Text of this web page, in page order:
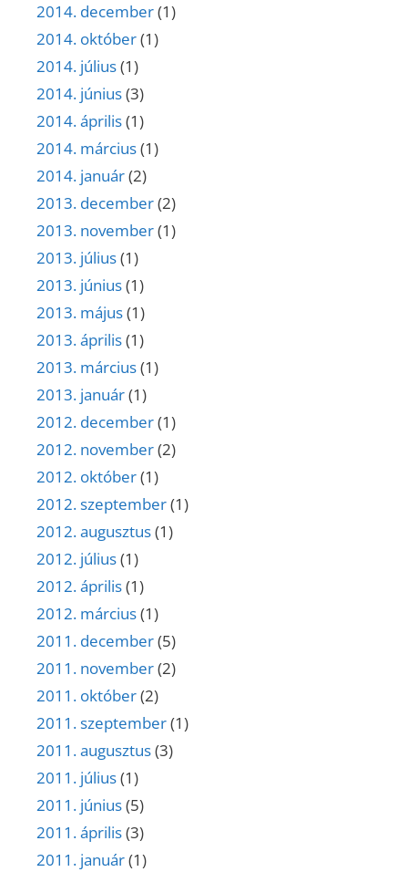
2014. december(1)
2014. október(1)
2014. július(1)
2014. június(3)
2014. április(1)
2014. március(1)
2014. január(2)
2013. december(2)
2013. november(1)
2013. július(1)
2013. június(1)
2013. május(1)
2013. április(1)
2013. március(1)
2013. január(1)
2012. december(1)
2012. november(2)
2012. október(1)
2012. szeptember(1)
2012. augusztus(1)
2012. július(1)
2012. április(1)
2012. március(1)
2011. december(5)
2011. november(2)
2011. október(2)
2011. szeptember(1)
2011. augusztus(3)
2011. július(1)
2011. június(5)
2011. április(3)
2011. január(1)